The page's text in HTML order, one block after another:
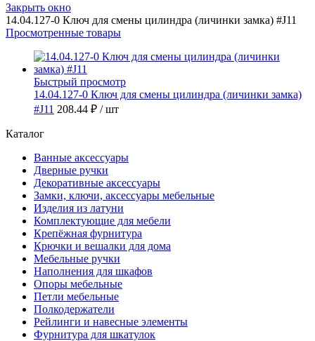
Закрыть окно
14.04.127-0 Ключ для смены цилиндра (личинки замка) #J11
Просмотренные товары
Быстрый просмотр
14.04.127-0 Ключ для смены цилиндра (личинки замка)
#J11 208.44 ₽ / шт
Каталог
Ванные аксессуары
Дверные ручки
Декоративные аксессуары
Замки, ключи, аксессуары мебельные
Изделия из латуни
Комплектующие для мебели
Крепёжная фурнитура
Крючки и вешалки для дома
Мебельные ручки
Наполнения для шкафов
Опоры мебельные
Петли мебельные
Полкодержатели
Рейлинги и навесные элементы
Фурнитура для шкатулок